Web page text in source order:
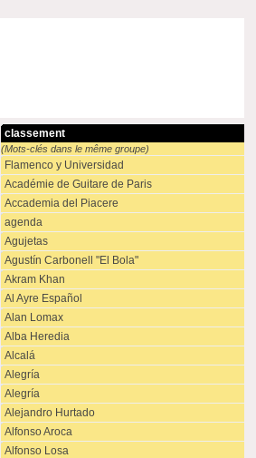
classement
(Mots-clés dans le même groupe)
Flamenco y Universidad
Académie de Guitare de Paris
Accademia del Piacere
agenda
Agujetas
Agustín Carbonell "El Bola"
Akram Khan
Al Ayre Español
Alan Lomax
Alba Heredia
Alcalá
Alegría
Alegría
Alejandro Hurtado
Alfonso Aroca
Alfonso Losa